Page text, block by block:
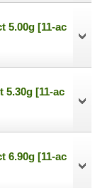
5.00g [11-ac
5.30g [11-ac
6.90g [11-ac